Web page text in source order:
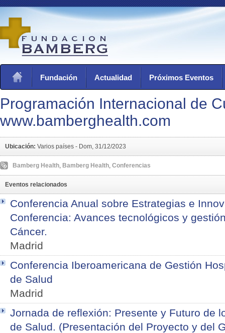
Fundación Actualidad Próximos Eventos
Programación Internacional de
www.bamberghealth.com
Ubicación: Varios países - Dom, 31/12/2023
Bamberg Health, Bamberg Health, Conferencias
Eventos relacionados
Conferencia Anual sobre Estrategias e
Conferencia: Avances tecnológicos y
Cáncer.
Madrid
Conferencia Iberoamericana de Gestión
de Salud
Madrid
Jornada de reflexión: Presente y Futuro de
de Salud. (Presentación del Proyecto y del